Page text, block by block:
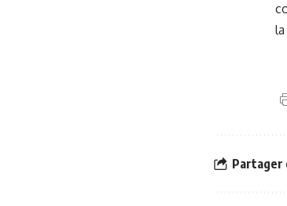
Partager